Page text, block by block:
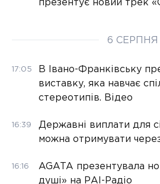
презентує новий трек
6 СЕРПНЯ
17:05
В Івано-Франківську
виставку, яка навчає
стереотипів. Відео
16:39
Державні виплати для
можна отримувати
16:16
AGATA презентувала
душі» на РАІ-Радіо